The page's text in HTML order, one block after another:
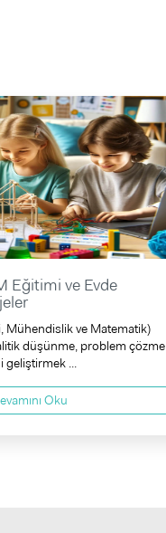
Eğitimi ve Evde
Mühendislik ve Matematik)
düşünme, problem çözme
geliştirmek ...
Oku